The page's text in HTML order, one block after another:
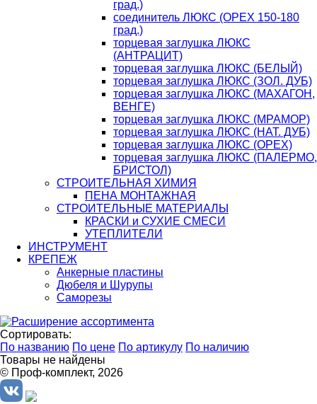
град.)
соединитель ЛЮКС (ОРЕХ 150-180
град.)
торцевая заглушка ЛЮКС
(АНТРАЦИТ)
торцевая заглушка ЛЮКС (БЕЛЫЙ)
торцевая заглушка ЛЮКС (ЗОЛ. ДУБ)
торцевая заглушка ЛЮКС (МАХАГОН,
ВЕНГЕ)
торцевая заглушка ЛЮКС (МРАМОР)
торцевая заглушка ЛЮКС (НАТ. ДУБ)
торцевая заглушка ЛЮКС (ОРЕХ)
торцевая заглушка ЛЮКС (ПАЛЕРМО,
БРИСТОЛ)
СТРОИТЕЛЬНАЯ ХИМИЯ
ПЕНА МОНТАЖНАЯ
СТРОИТЕЛЬНЫЕ МАТЕРИАЛЫ
КРАСКИ и СУХИЕ СМЕСИ
УТЕПЛИТЕЛИ
ИНСТРУМЕНТ
КРЕПЕЖ
Анкерные пластины
Дюбеля и Шурупы
Саморезы
Сортировать:
По названию По цене По артикулу По наличию
Товары не найдены
© Проф-комплект, 2026